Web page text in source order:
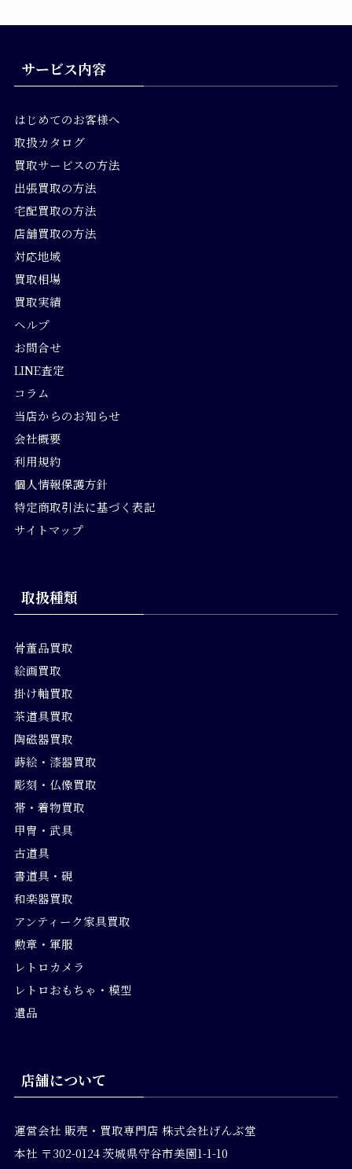
サービス内容
はじめてのお客様へ
取扱カタログ
買取サービスの方法
出張買取の方法
宅配買取の方法
店舗買取の方法
対応地域
買取相場
買取実績
ヘルプ
お問合せ
LINE査定
コラム
当店からのお知らせ
会社概要
利用規約
個人情報保護方針
特定商取引法に基づく表記
サイトマップ
取扱種類
骨董品買取
絵画買取
掛け軸買取
茶道具買取
陶磁器買取
蒔絵・漆器買取
彫刻・仏像買取
帯・着物買取
甲冑・武具
古道具
書道具・硯
和楽器買取
アンティーク家具買取
勲章・軍服
レトロカメラ
レトロおもちゃ・模型
遺品
店舗について
運営会社 販売・買取専門店 株式会社げんぶ堂
本社 〒302-0124 茨城県守谷市美園1-1-10